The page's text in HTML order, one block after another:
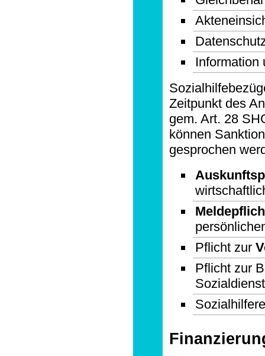
Information
Zeitpunkt des
gem. Art. 28
können
gesprochen
Pflicht zur
Pflicht zur